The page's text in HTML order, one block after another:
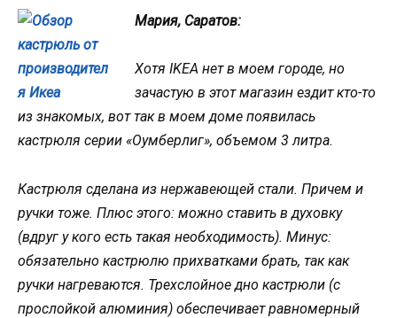
Мария, Саратов:
Хотя IKEA нет в моем городе, но
зачастую в этот магазин ездит кто-то
из знакомых, вот так в моем доме появилась
кастрюля серии «Оумберлиг», объемом 3 литра.
Кастрюля сделана из нержавеющей стали. Причем и
ручки тоже. Плюс этого: можно ставить в духовку
(вдруг у кого есть такая необходимость). Минус:
обязательно кастрюлю прихватками брать, так как
ручки нагреваются. Трехслойное дно кастрюли (с
прослойкой алюминия) обеспечивает равномерный